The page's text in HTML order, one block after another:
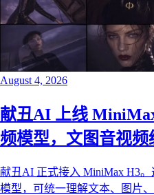
August 4, 2026
献丑AI 上线
频模型，文图音视频
献丑AI 正式接入 MiniMax H3
模型，可统一理解文本、图片